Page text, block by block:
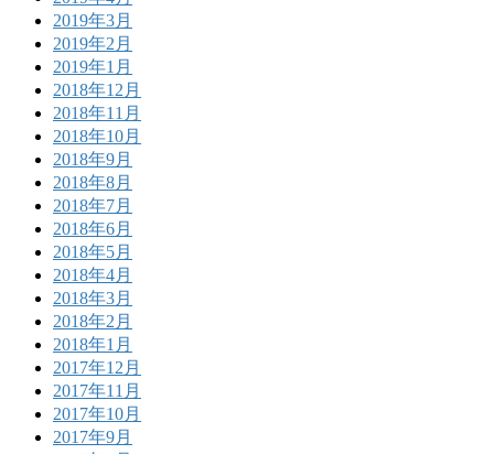
2019年3月
2019年2月
2019年1月
2018年12月
2018年11月
2018年10月
2018年9月
2018年8月
2018年7月
2018年6月
2018年5月
2018年4月
2018年3月
2018年2月
2018年1月
2017年12月
2017年11月
2017年10月
2017年9月